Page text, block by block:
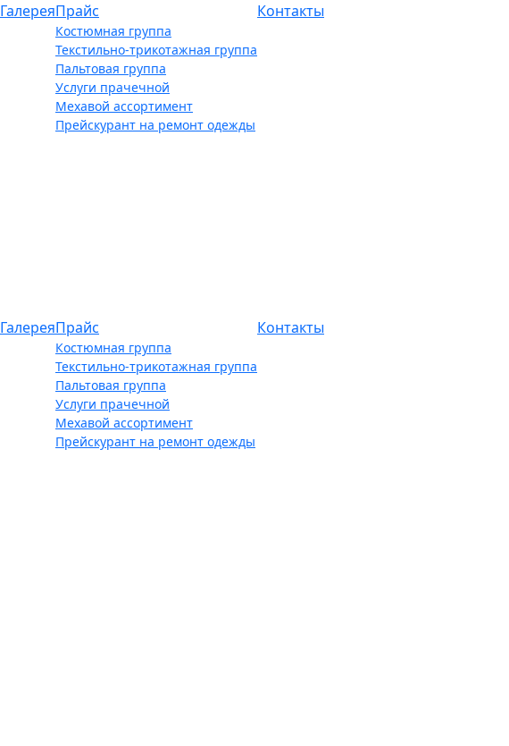
ГалереяПрайс
Костюмная группа
Текстильно-трикотажная группа
Пальтовая группа
Услуги прачечной
Мехавой ассортимент
Прейскурант на ремонт одежды
Контакты
ГалереяПрайс
Костюмная группа
Текстильно-трикотажная группа
Пальтовая группа
Услуги прачечной
Мехавой ассортимент
Прейскурант на ремонт одежды
Контакты